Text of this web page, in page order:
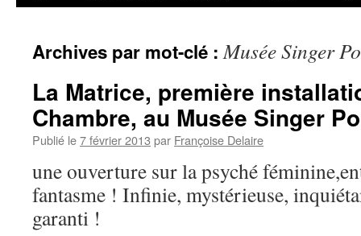
Archives par mot-clé :Musée Singer
La Matrice, première
Chambre, au Musée Singer
Publié le7 février 2013 par Françoise Delaire
une ouverture sur la psyché
fantasme ! Infinie, mystérieuse,
garanti !